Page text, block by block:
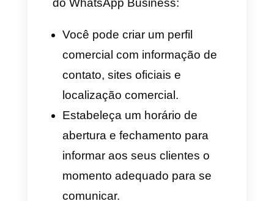
efetuar mudanças pertinentes
que melhorem o rendimento
em cada etapa do ciclo de
vida da sua empresa.
Chatbots automatizados: A
automatização é essencial
para aperfeiçoar os
processos de vendas,